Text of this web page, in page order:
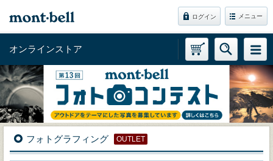
ログイン メニュー
オンラインストア
フォトグラフィング OUTLET